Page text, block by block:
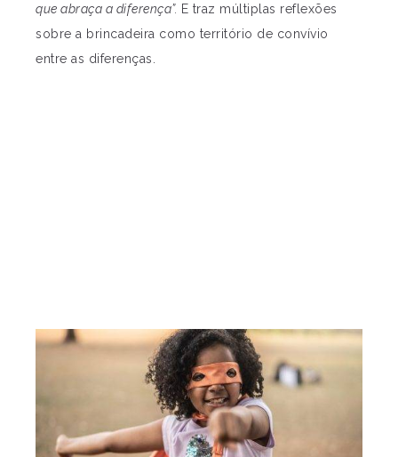
que abraça a diferença”. E traz múltiplas reflexões
sobre a brincadeira como território de convívio
entre as diferenças.